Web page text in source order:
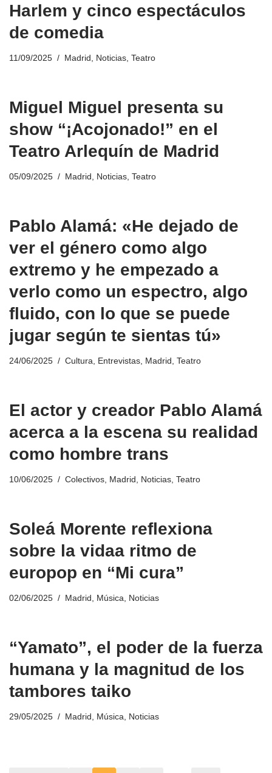
Harlem y cinco espectáculos
de comedia
11/09/2025 Madrid Noticias Teatro
Miguel Miguel presenta su
show “¡Acojonado!” en el
Teatro Arlequín de Madrid
05/09/2025 Madrid Noticias Teatro
Pablo Alamá: «He dejado de
ver el género como algo
extremo y he empezado a
verlo como un espectro, algo
fluido, con lo que se puede
jugar según te sientas tú»
24/06/2025 Cultura Entrevistas Madrid Teatro
El actor y creador Pablo Alamá
acerca a la escena su realidad
como hombre trans
10/06/2025 Colectivos Madrid Noticias Teatro
Soleá Morente reflexiona
sobre la vidaa ritmo de
europop en “Mi cura”
02/06/2025 Madrid Música Noticias
“Yamato”, el poder de la fuerza
humana y la magnitud de los
tambores taiko
29/05/2025 Madrid Música Noticias